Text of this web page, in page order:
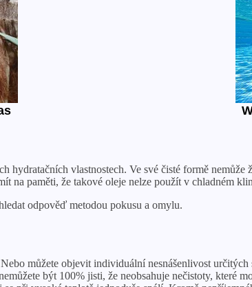
hydratačních vlastnostech. Ve své čisté formě
na paměti, že takové oleje nelze použít v chladném
odpověď metodou pokusu a omylu.
můžete objevit individuální nesnášenlivost určitých
být 100% jisti, že neobsahuje nečistoty, které